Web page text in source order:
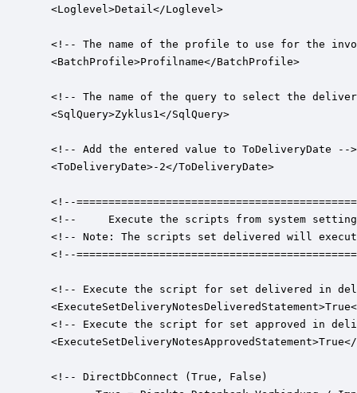
<Loglevel>Detail</Loglevel>
<!-- The name of the profile to use for the
<BatchProfile>Profilname</BatchProfile>
<!-- The name of the query to select the
<SqlQuery>Zyklus1</SqlQuery>
  <!-- Add the entered value to ToDeliveryDate -->
  <ToDeliveryDate>-2</ToDeliveryDate>
<!--
<!--     Execute the scripts from system
<!-- Note: The scripts set delivered will
<!--
<!-- Execute the script for set delivered in
<!-- Execute the script for set approved in
<!-- DirectDbConnect (True, False)